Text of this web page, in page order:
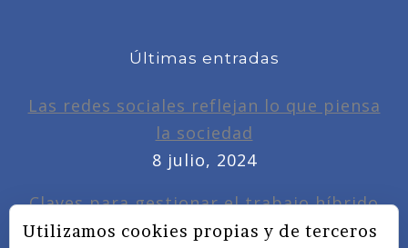
Últimas entradas
Las redes sociales reflejan lo que piensa
la sociedad
8 julio, 2024
Claves para gestionar el trabajo híbrido
7 noviembre, 2022
Utilizamos cookies propias y de terceros